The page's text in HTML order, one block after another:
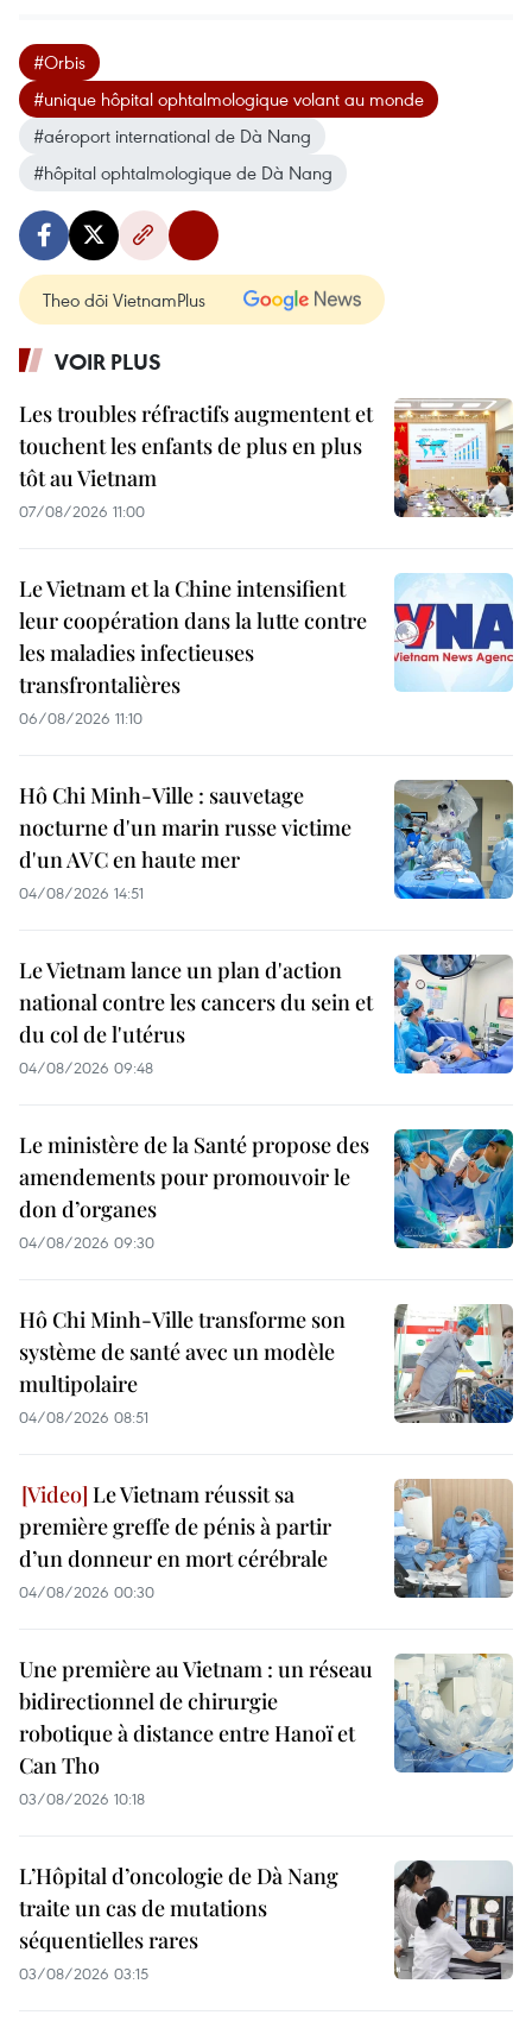
#Orbis
#unique hôpital ophtalmologique volant au monde
#aéroport international de Dà Nang
#hôpital ophtalmologique de Dà Nang
Theo dõi VietnamPlus
VOIR PLUS
Les troubles réfractifs augmentent et
touchent les enfants de plus en plus
tôt au Vietnam
07/08/2026 11:00
Le Vietnam et la Chine intensifient
leur coopération dans la lutte contre
les maladies infectieuses
transfrontalières
06/08/2026 11:10
Hô Chi Minh-Ville : sauvetage
nocturne d'un marin russe victime
d'un AVC en haute mer
04/08/2026 14:51
Le Vietnam lance un plan d'action
national contre les cancers du sein et
du col de l'utérus
04/08/2026 09:48
Le ministère de la Santé propose des
amendements pour promouvoir le
don d’organes
04/08/2026 09:30
Hô Chi Minh-Ville transforme son
système de santé avec un modèle
multipolaire
04/08/2026 08:51
Le Vietnam réussit sa
première greffe de pénis à partir
d’un donneur en mort cérébrale
04/08/2026 00:30
Une première au Vietnam : un réseau
bidirectionnel de chirurgie
robotique à distance entre Hanoï et
Can Tho
03/08/2026 10:18
L’Hôpital d’oncologie de Dà Nang
traite un cas de mutations
séquentielles rares
03/08/2026 03:15